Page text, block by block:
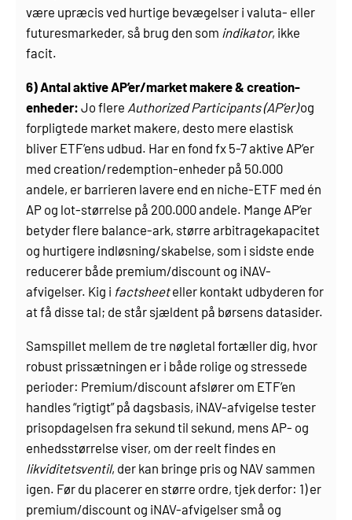
være upræcis ved hurtige bevægelser i valuta- eller
futuresmarkeder, så brug den som indikator, ikke
facit.
6) Antal aktive AP’er/market makere & creation-
enheder: Jo flere Authorized Participants (AP’er)og
forpligtede market makere, desto mere elastisk
bliver ETF’ens udbud. Har en fond fx 5-7 aktive AP’er
med creation/redemption-enheder på 50.000
andele, er barrieren lavere end en niche-ETF med én
AP og lot-størrelse på 200.000 andele. Mange AP’er
betyder flere balance-ark, større arbitragekapacitet
og hurtigere indløsning/skabelse, som i sidste ende
reducerer både premium/discount og iNAV-
afvigelser. Kig i factsheeteller kontakt udbyderen for
at få disse tal; de står sjældent på børsens datasider.
Samspillet mellem de tre nøgletal fortæller dig, hvor
robust prissætningen er i både rolige og stressede
perioder: Premium/discount afslører om ETF’en
handles “rigtigt” på dagsbasis, iNAV-afvigelse tester
prisopdagelsen fra sekund til sekund, mens AP- og
enhedsstørrelse viser, om der reelt findes en
likviditetsventil, der kan bringe pris og NAV sammen
igen. Før du placerer en større ordre, tjek derfor: 1) er
premium/discount og iNAV-afvigelser små og